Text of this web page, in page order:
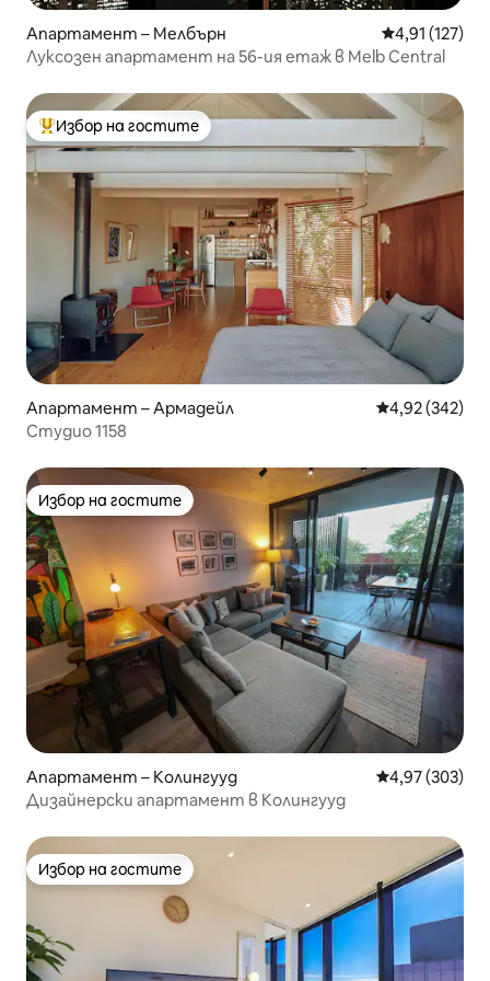
Апартамент – Мелбърн Средна
4,91 (127)
Луксозен апартамент на 56-ия етаж в Melb Central
Най-популярен избор на гостите
Избор на гостите
Апартамент – Армадейл Средна
4,92 (342)
Студио 1158
Избор на гостите
Избор на гостите
Апартамент – Колингууд Средна
4,97 (303)
Дизайнерски апартамент в Колингууд
Избор на гостите
Избор на гостите